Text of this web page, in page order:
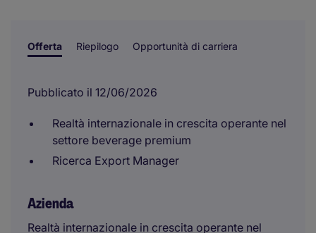
Offerta Riepilogo Opportunità di carriera
Pubblicato il 12/06/2026
Realtà internazionale in crescita operante nel
settore beverage premium
Ricerca Export Manager
Azienda
Realtà internazionale in crescita operante nel